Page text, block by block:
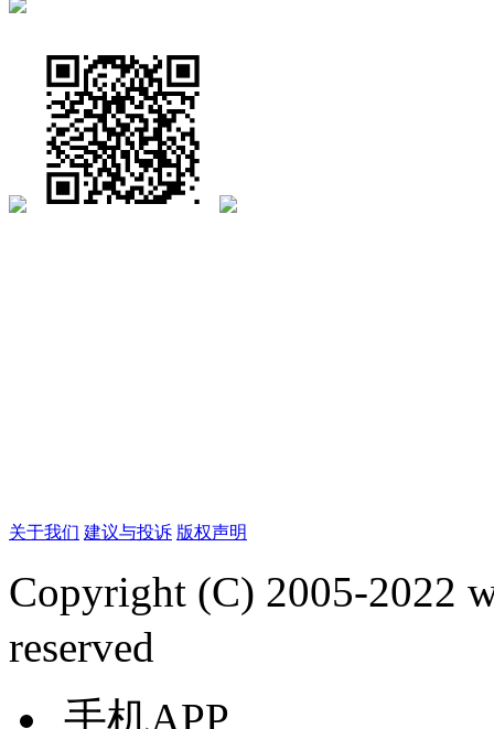
关于我们 建议与投诉 版权声明
Copyright (C) 2005-2022
reserved
手机APP